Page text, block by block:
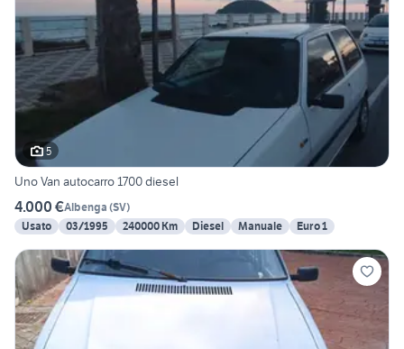
5
Uno Van autocarro 1700 diesel
4.000 €Albenga (SV)
Usato
03/1995 240000 Km Diesel Manuale Euro 1